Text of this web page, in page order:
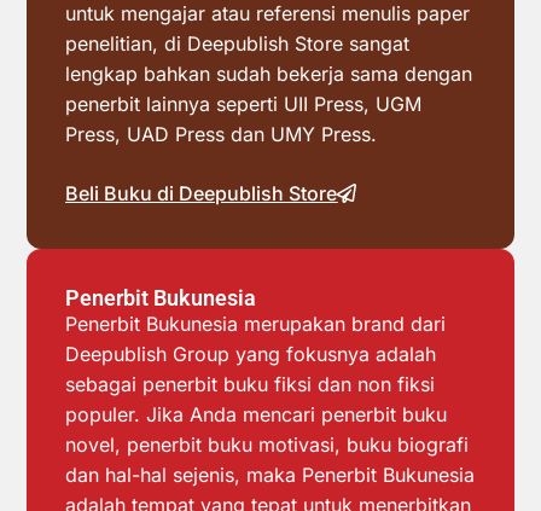
untuk mengajar atau referensi menulis paper
penelitian, di Deepublish Store sangat
lengkap bahkan sudah bekerja sama dengan
penerbit lainnya seperti UII Press, UGM
Press, UAD Press dan UMY Press.
Beli Buku di Deepublish Store
Penerbit Bukunesia
Penerbit Bukunesia merupakan brand dari
Deepublish Group yang fokusnya adalah
sebagai penerbit buku fiksi dan non fiksi
populer. Jika Anda mencari penerbit buku
novel, penerbit buku motivasi, buku biografi
dan hal-hal sejenis, maka Penerbit Bukunesia
adalah tempat yang tepat untuk menerbitkan